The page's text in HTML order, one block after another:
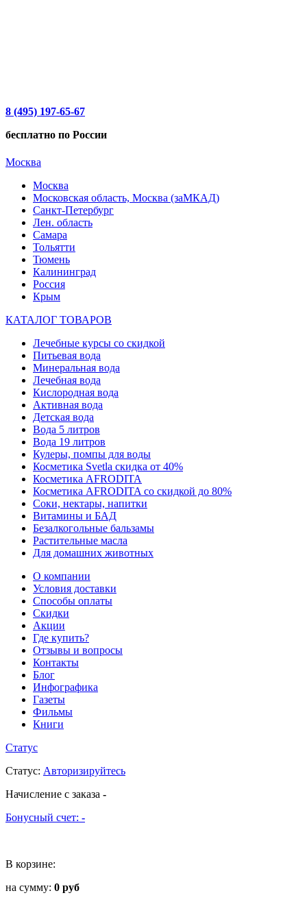
8 (495) 197-65-67
бесплатно по России
Москва
Москва
Московская область, Москва (заМКАД)
Санкт-Петербург
Лен. область
Самара
Тольятти
Тюмень
Калининград
Россия
Крым
КАТАЛОГ ТОВАРОВ
Лечебные курсы со скидкой
Питьевая вода
Минеральная вода
Лечебная вода
Кислородная вода
Активная вода
Детская вода
Вода 5 литров
Вода 19 литров
Кулеры, помпы для воды
Косметика Svetla скидка от 40%
Косметика AFRODITA
Косметика AFRODITA со скидкой до 80%
Соки, нектары, напитки
Витамины и БАД
Безалкогольные бальзамы
Растительные масла
Для домашних животных
О компании
Условия доставки
Способы оплаты
Скидки
Акции
Где купить?
Отзывы и вопросы
Контакты
Блог
Инфографика
Газеты
Фильмы
Книги
Статус
Статус: Авторизируйтесь
Начисление с заказа -
Бонусный счет: -
В корзине:
на сумму: 0 руб